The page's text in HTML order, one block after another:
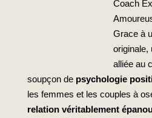
Coach
Grace à
originale,
alliée au
soupçon depsychologie
les femmes et les couples à
relation véritablement